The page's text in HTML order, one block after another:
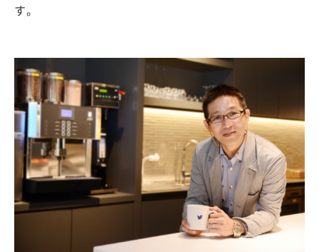
す。